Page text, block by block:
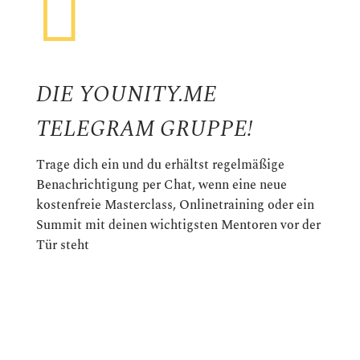
DIE YOUNITY.ME
TELEGRAM GRUPPE!
Trage dich ein und du erhältst regelmäßige
Benachrichtigung per Chat, wenn eine neue
kostenfreie Masterclass, Onlinetraining oder ein
Summit mit deinen wichtigsten Mentoren vor der
Tür steht